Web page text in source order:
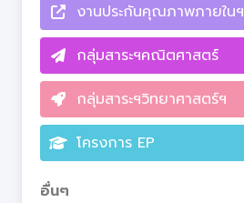
งานประกันคุณภาพภายในฯ
กลุ่มสาระฯคณิตศาสตร์
กลุ่มสาระฯวิทยาศาสตร์ฯ
โครงการ EP
อื่นๆ